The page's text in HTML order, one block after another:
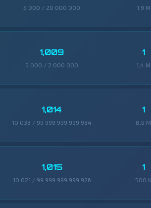
5 000 / 20 000 000 1,9 M
1,009
5 000 / 2 000 000
1
1,4 M
1,014
10 033 / 99 999 999 999 934
1
8,6 M
1,015
10 021 / 99 999 999 999 926
1
500 K